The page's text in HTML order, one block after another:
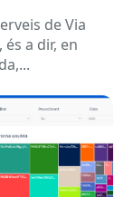
de Via
a dir, en